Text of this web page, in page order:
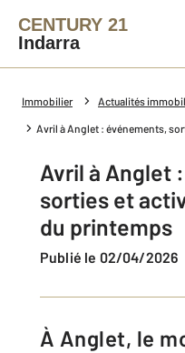
CENTURY 21
Indarra
Immobilier Actualités
Avril à Anglet : événements,
Avril à Anglet
sorties et
du printemps
Publié le 02/04/2026
À Anglet, le mois d’avril marque